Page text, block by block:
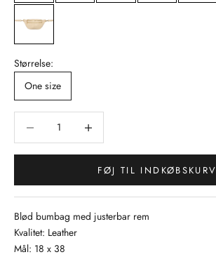
Størrelse:
One size
FØJ TIL INDKØBSKURV
Blød bumbag med justerbar rem
Kvalitet: Leather
Mål: 18 x 38